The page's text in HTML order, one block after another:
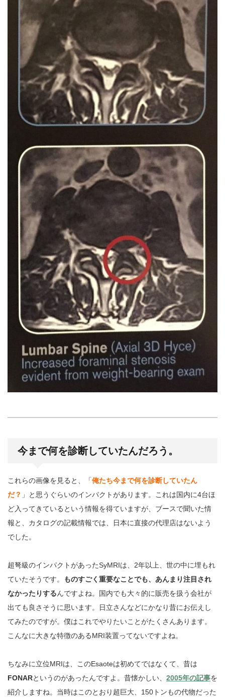
今まで何を診断していたんだろう。
これらの画像を見ると、「俺たち今まで何を診断していたん
だ？ 」と思うぐらいのインパクトがあります。これは国内に4台ほ
ど入ってきているという情報を得ていますが、ブースで聞いた情
報と、カタログの記載情報では、日本に直接の代理店はないよう
でした。
超弩級のインパクトがあったSyMRIは、2年以上、世の中に埋もれ
ていたそうです。
ものすごく重要なことでも、あんまり注目され
なかったりするんですよね。国内でも大々的に販売を扱う会社が
出ても良さそうに思います。日立さんなどにかなり昔にお伝えし
てみたのですが。僕はこれでやりたいことがたくさんあります。
こんなに大きな特徴のあるMRI装置ってないですよね。
ちなみに立位MRIは、このEsaoteは初めてではなくて、昔は
FONARというのがあったんですよ。昔懐かしい、 2005年の記事を
紹介しますね。当時はこのとおり超巨大、150トンもの代物だった